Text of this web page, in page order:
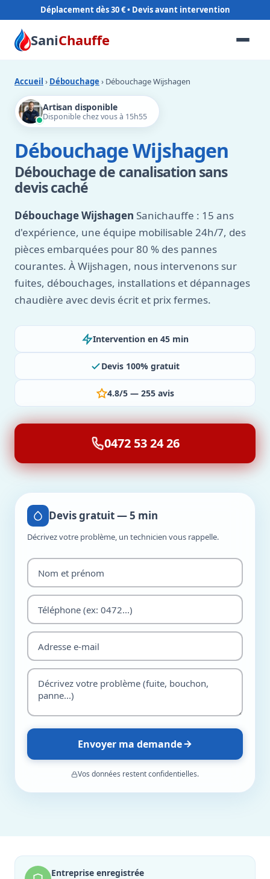
Déplacement dès 30 €
SaniChauffe
Accueil › Débouchage › Débouchage Wijshagen
Artisan disponible
Disponible chez vous à 15h55
Débouchage Wijshagen
Débouchage de canalisation sans
devis caché
Débouchage Wijshagen Sanichauffe : 15 ans
d'expérience, une équipe mobilisable 24h/7, des
pièces embarquées pour 80 % des pannes
courantes. À Wijshagen, nous intervenons sur
fuites, débouchages, installations et dépannages
chaudière avec devis écrit et prix fermes.
Intervention en 45 min
Devis 100% gratuit
4.8/5 — 255 avis
0472 53 24 26
Devis gratuit — 5 min
Décrivez votre problème, un technicien vous rappelle.
Envoyer ma demande
Vos données restent confidentielles.
Entreprise enregistrée